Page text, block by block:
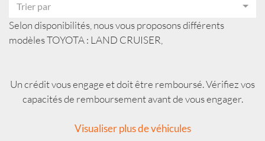
Trier par
Selon disponibilités, nous vous proposons différents
modèles TOYOTA : LAND CRUISER,
Un crédit vous engage et doit être remboursé. Vérifiez vos
capacités de remboursement avant de vous engager.
Visualiser plus de véhicules